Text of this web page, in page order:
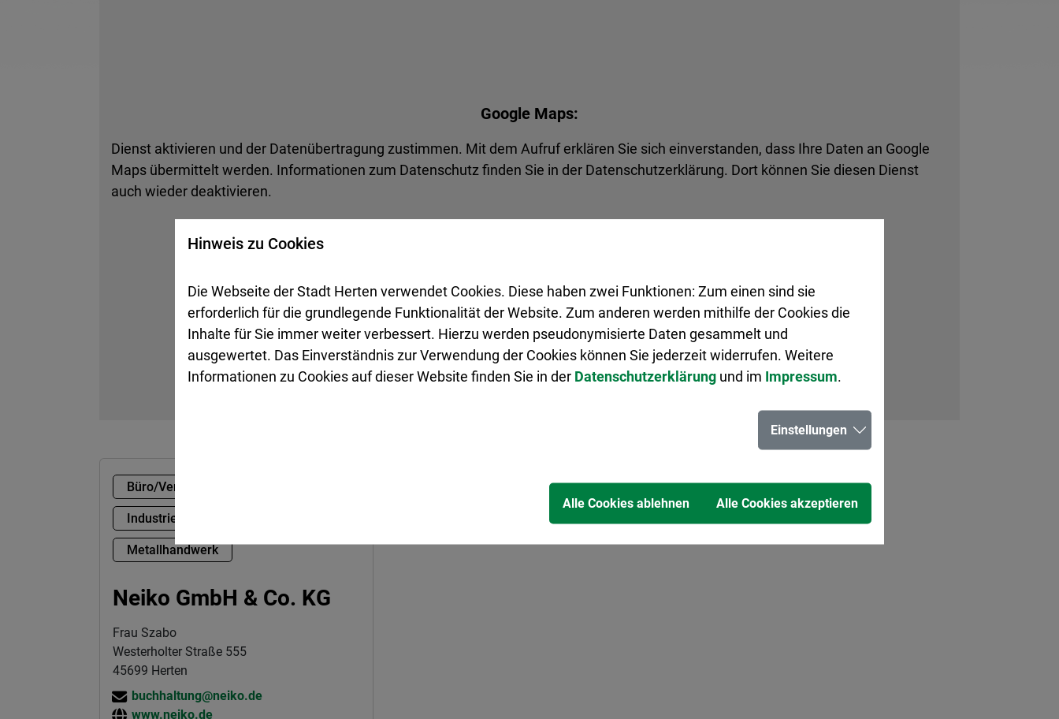
Google Maps:
Dienst aktivieren und der Datenübertragung zustimmen. Mit dem Aufruf erklären Sie sich einverstanden, dass Ihre Daten an Google
Maps übermittelt werden. Informationen zum Datenschutz finden Sie in der Datenschutzerklärung. Dort können Sie diesen Dienst
auch wieder deaktivieren.
Büro/Verwaltung
Industrie/Chemie
Metallhandwerk
Neiko GmbH & Co. KG
Frau Szabo
Westerholter Straße 555
45699 Herten
buchhaltung@neiko.de
www.neiko.de
Hinweis zu Cookies
Die Webseite der Stadt Herten verwendet Cookies. Diese haben zwei Funktionen: Zum einen sind sie
erforderlich für die grundlegende Funktionalität der Website. Zum anderen werden mithilfe der Cookies die
Inhalte für Sie immer weiter verbessert. Hierzu werden pseudonymisierte Daten gesammelt und
ausgewertet. Das Einverständnis zur Verwendung der Cookies können Sie jederzeit widerrufen. Weitere
Informationen zu Cookies auf dieser Website finden Sie in der Datenschutzerklärung und im Impressum.
Einstellungen
Alle Cookies ablehnen Alle Cookies akzeptieren